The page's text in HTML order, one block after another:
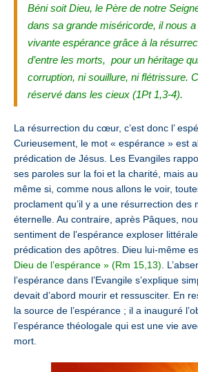
Béni soit Dieu, le Père de notre
dans sa grande miséricorde, il nous
vivante espérance grâce à la
d’entre les morts, pour un héritage
corruption, ni souillure, ni flétrissure.
réservé dans les cieux (1Pt 1,3-4).
La résurrection du cœur, c’est donc l’
Curieusement, le mot « espérance » est
prédication de Jésus. Les Evangiles
ses paroles sur la foi et la charité, mais
même si, comme nous allons le voir,
proclament qu’il y a une résurrection des
éternelle. Au contraire, après Pâques,
sentiment de l’espérance exploser
prédication des apôtres. Dieu lui-même
Dieu de l’espérance » (Rm 15,13).
l’espérance dans l’Evangile s’explique
devait d’abord mourir et ressusciter. En
la source de l’espérance ; il a inauguré
l’espérance théologale qui est une vie
mort.